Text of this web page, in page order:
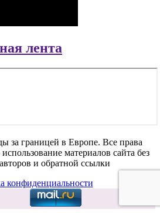
лента
за границей в Европе. Все права
материалов сайта без
и обратной ссылки
конфиденциальности